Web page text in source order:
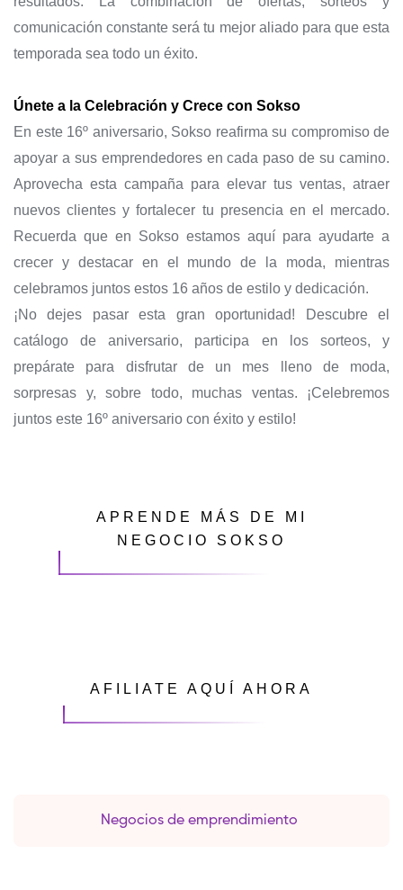
comunicación constante será tu mejor aliado para que esta
temporada sea todo un éxito.
Únete a la Celebración y Crece con Sokso
En este 16º aniversario, Sokso reafirma su compromiso de
apoyar a sus emprendedores en cada paso de su camino.
Aprovecha esta campaña para elevar tus ventas, atraer
nuevos clientes y fortalecer tu presencia en el mercado.
Recuerda que en Sokso estamos aquí para ayudarte a
crecer y destacar en el mundo de la moda, mientras
celebramos juntos estos 16 años de estilo y dedicación.
¡No dejes pasar esta gran oportunidad! Descubre el
catálogo de aniversario, participa en los sorteos, y
prepárate para disfrutar de un mes lleno de moda,
sorpresas y, sobre todo, muchas ventas. ¡Celebremos
juntos este 16º aniversario con éxito y estilo!
APRENDE MÁS DE MI
NEGOCIO SOKSO
AFILIATE AQUÍ AHORA
Negocios de emprendimiento